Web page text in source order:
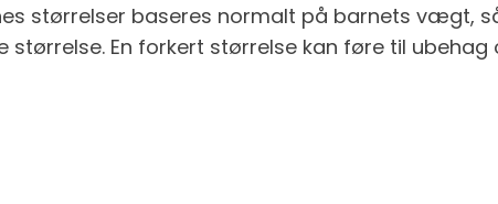
størrelser baseres normalt på barnets vægt,
En forkert størrelse kan føre til ubehag